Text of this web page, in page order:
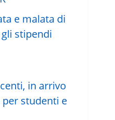
e malata di
stipendi